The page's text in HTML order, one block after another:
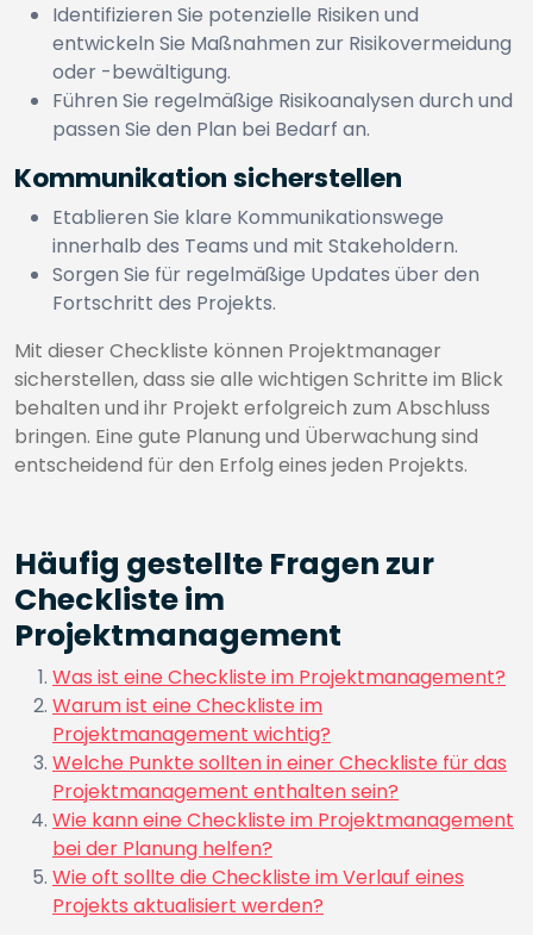
Identifizieren Sie potenzielle Risiken und
entwickeln Sie Maßnahmen zur Risikovermeidung
oder -bewältigung.
Führen Sie regelmäßige Risikoanalysen durch und
passen Sie den Plan bei Bedarf an.
Kommunikation sicherstellen
Etablieren Sie klare Kommunikationswege
innerhalb des Teams und mit Stakeholdern.
Sorgen Sie für regelmäßige Updates über den
Fortschritt des Projekts.
Mit dieser Checkliste können Projektmanager
sicherstellen, dass sie alle wichtigen Schritte im Blick
behalten und ihr Projekt erfolgreich zum Abschluss
bringen. Eine gute Planung und Überwachung sind
entscheidend für den Erfolg eines jeden Projekts.
Häufig gestellte Fragen zur
Checkliste im
Projektmanagement
Was ist eine Checkliste im Projektmanagement?
Warum ist eine Checkliste im
Projektmanagement wichtig?
Welche Punkte sollten in einer Checkliste für das
Projektmanagement enthalten sein?
Wie kann eine Checkliste im Projektmanagement
bei der Planung helfen?
Wie oft sollte die Checkliste im Verlauf eines
Projekts aktualisiert werden?